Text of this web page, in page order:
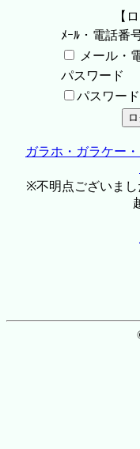
【
ﾒｰﾙ・電話番
メール・
パスワード
パスワー
ガラホ・ガラケー
※不明点ございま